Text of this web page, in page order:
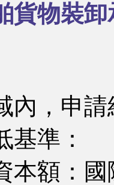
物裝卸
內，申
基準：
額：國